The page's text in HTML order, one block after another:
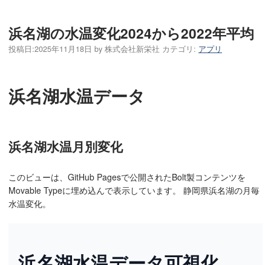
浜名湖の水温変化2024から2022年平均
投稿日:2025年11月18日 by 株式会社新栄社 カテゴリ: アプリ
浜名湖水温データ
浜名湖水温月別変化
このビューは、GitHub Pagesで公開されたBolt製コンテンツを
Movable Typeに埋め込んで表示しています。 静岡県浜名湖の月毎
水温変化。